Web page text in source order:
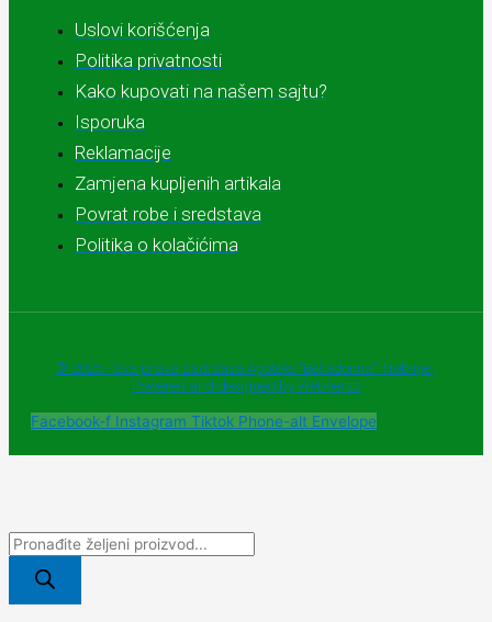
Uslovi korišćenja
Politika privatnosti
Kako kupovati na našem sajtu?
Isporuka
Reklamacije
Zamjena kupljenih artikala
Povrat robe i sredstava
Politika o kolačićima
© 2025 - Sva prava zadržava Apoteke "Belladonna" Trebinje |
Powered and designed by Webherzz
Facebook-f Instagram Tiktok Phone-alt Envelope